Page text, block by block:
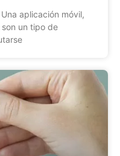
aplicación móvil,
un tipo de